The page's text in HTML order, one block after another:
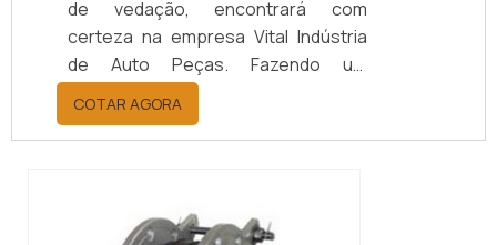
de vedação, encontrará com
certeza na empresa Vital Indústria
de Auto Peças. Fazendo um
orçamento por meio da maior
empresa da área, é possível achar a
sofisticação, qualidade e preço
vedação, com a melhor mão de obra
COTAR AGORA